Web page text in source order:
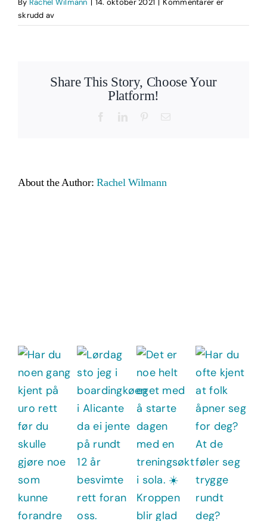
By Rachel Wilmann | 14. oktober 2021 | Kommentarer er
skrudd avfor
_DSC0749
Share This Story, Choose Your
Platform!
FacebookLinkedInPinterestEmail
About the Author:Rachel Wilmann